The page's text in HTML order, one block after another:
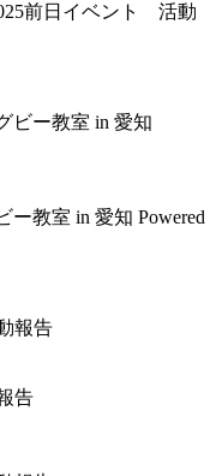
前日イベント 活動
ー教室 in 愛知 Powered
告